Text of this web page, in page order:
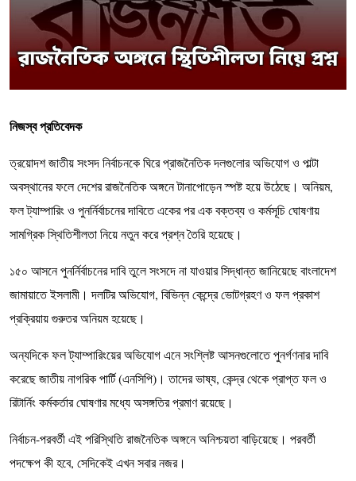
নিজস্ব প্রতিবেদক
ত্রয়োদশ জাতীয় সংসদ নির্বাচনকে ঘিরে প্রাজনৈতিক দলগুলোর অভিযোগ ও পাল্টা
অবস্থানের ফলে দেশের রাজনৈতিক অঙ্গনে টানাপোড়েন স্পষ্ট হয়ে উঠেছে। অনিয়ম,
ফল ট্যাম্পারিং ও পুনর্নির্বাচনের দাবিতে একের পর এক বক্তব্য ও কর্মসূচি ঘোষণায়
সামগ্রিক স্থিতিশীলতা নিয়ে নতুন করে প্রশ্ন তৈরি হয়েছে।
১৫০ আসনে পুনর্নির্বাচনের দাবি তুলে সংসদে না যাওয়ার সিদ্ধান্ত জানিয়েছে বাংলাদেশ
জামায়াতে ইসলামী। দলটির অভিযোগ, বিভিন্ন কেন্দ্রে ভোটগ্রহণ ও ফল প্রকাশ
প্রক্রিয়ায় গুরুতর অনিয়ম হয়েছে।
অন্যদিকে ফল ট্যাম্পারিংয়ের অভিযোগ এনে সংশ্লিষ্ট আসনগুলোতে পুনর্গণনার দাবি
করেছে জাতীয় নাগরিক পার্টি (এনসিপি)। তাদের ভাষ্য, কেন্দ্র থেকে প্রাপ্ত ফল ও
রিটার্নিং কর্মকর্তার ঘোষণার মধ্যে অসঙ্গতির প্রমাণ রয়েছে।
নির্বাচন-পরবর্তী এই পরিস্থিতি রাজনৈতিক অঙ্গনে অনিশ্চয়তা বাড়িয়েছে। পরবর্তী
পদক্ষেপ কী হবে, সেদিকেই এখন সবার নজর।